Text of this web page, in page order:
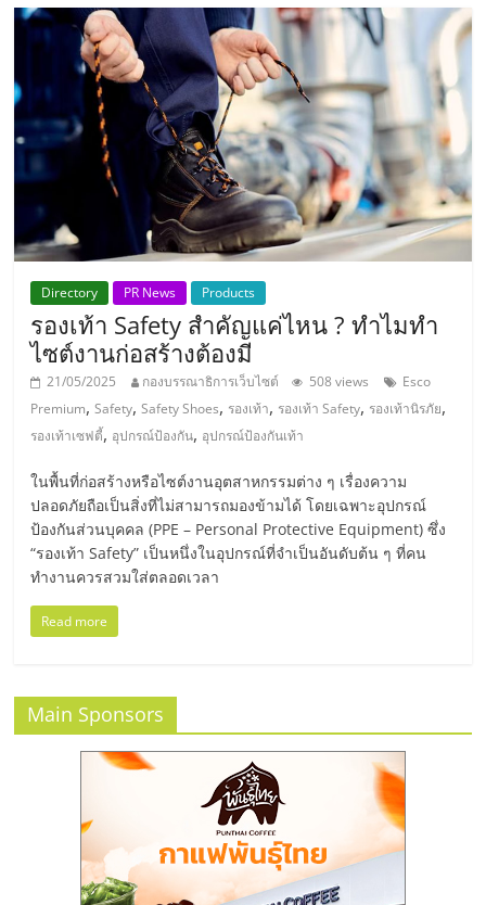
ไชส์,
ที่
ปรึกษา
แฟ
รน
ไชส์,
รวม
แฟ
รน
ไชส์
ขาย
แฟ
รน
ไชส์
แฟ
Directory PR News Products
รองเท้า Safety สำคัญแค่ไหน ? ทำไมทำ
ไซต์งานก่อสร้างต้องมี
21/05/2025 กองบรรณาธิการเว็บไซต์ 508 views
Esco
Premium,Safety,Safety Shoes, รองเท้า, รองเท้า Safety, รองเท้านิรภัย,
รองเท้าเซฟตี้, อุปกรณ์ป้องกัน, อุปกรณ์ป้องกันเท้า
ในพื้นที่ก่อสร้างหรือไซต์งานอุตสาหกรรมต่าง ๆ เรื่องความ
ปลอดภัยถือเป็นสิ่งที่ไม่สามารถมองข้ามได้ โดยเฉพาะอุปกรณ์
ป้องกันส่วนบุคคล (PPE – Personal Protective Equipment) ซึ่ง
“รองเท้า Safety” เป็นหนึ่งในอุปกรณ์ที่จำเป็นอันดับต้น ๆ ที่คน
ทำงานควรสวมใส่ตลอดเวลา
Read more
Main Sponsors